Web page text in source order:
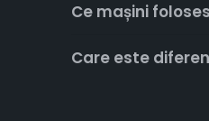
Ce mașini
Care este